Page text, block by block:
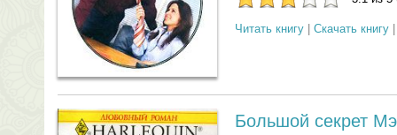
Читать книгу Скачать книгу
Большой секрет